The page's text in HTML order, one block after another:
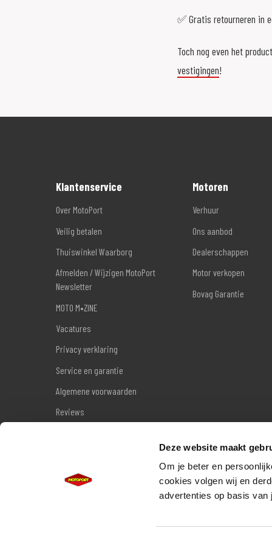
Deze website maakt
Om je beter en
cookies volgen wij en
advertenties op basis van
✅ Gratis retourneren in
Toch nog even het
vestigingen!
Klantenservice
Over MotoPort
Veilig betalen
Thuiswinkel Waarborg
Afmelden / Wijzigen MotoPort
Newsletter
MOTO M•ZINE
Vacatures
Privacy verklaring
Service en garantie
Algemene voorwaarden
Reviews
Motoren
Verhuur
Ons aanbod
Dealerschappen
Motor verkopen
Bovag Garantie